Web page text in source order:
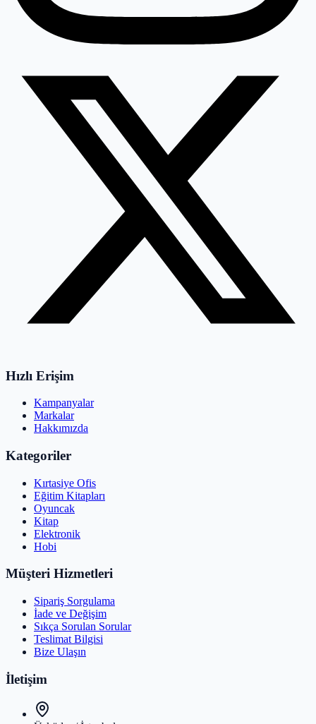
Hızlı Erişim
Kampanyalar
Markalar
Hakkımızda
Kategoriler
Kırtasiye Ofis
Eğitim Kitapları
Oyuncak
Kitap
Elektronik
Hobi
Müşteri Hizmetleri
Sipariş Sorgulama
İade ve Değişim
Sıkça Sorulan Sorular
Teslimat Bilgisi
Bize Ulaşın
İletişim